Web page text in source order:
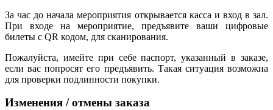
За час до начала мероприятия открывается касса и вход в зал.
При входе на мероприятие, предъявите ваши цифровые
билеты с QR кодом, для сканирования.
Пожалуйста, имейте при себе паспорт, указанный в заказе,
если вас попросят его предъявить. Такая ситуация возможна
для проверки подлинности покупки.
Изменения / отмены заказа